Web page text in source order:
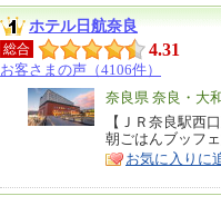
ホテル日航奈良
総合 4.31
お客さまの声（4106件）
エ
リ
ア
奈良県 奈良・大
特
徴
【ＪＲ奈良駅西
朝ごはんブッフ
お気に入りに